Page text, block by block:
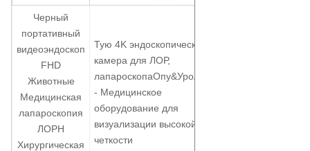
Черный
портативный
видеоэндоскоп
FHD
Животные
Медицинская
лапароскопия
ЛОРН
Хирургическая
Тую 4K эндоскопическая
камера для ЛОР,
лапароскопаОпy&Урология
- Медицинское
оборудование для
визуализации высокой
четкости